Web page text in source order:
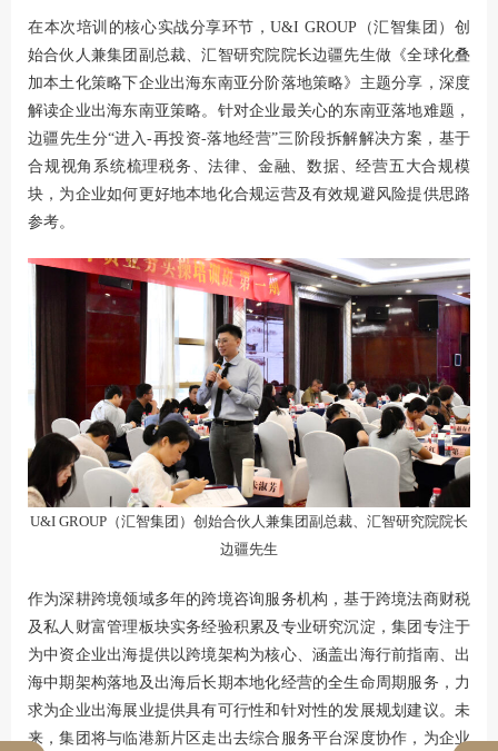
在本次培训的核心实战分享环节，U&I GROUP（汇智集团）创
始合伙人兼集团副总裁、汇智研究院院长边疆先生做《全球化叠
加本土化策略下企业出海东南亚分阶落地策略》主题分享，深度
解读企业出海东南亚策略。针对企业最关心的东南亚落地难题，
边疆先生分“进入-再投资-落地经营”三阶段拆解解决方案，基于
合规视角系统梳理税务、法律、金融、数据、经营五大合规模
块，为企业如何更好地本地化合规运营及有效规避风险提供思路
参考。
U&I GROUP（汇智集团）创始合伙人兼集团副总裁、汇智研究院院长
边疆先生
作为深耕跨境领域多年的跨境咨询服务机构，基于跨境法商财税
及私人财富管理板块实务经验积累及专业研究沉淀，集团专注于
为中资企业出海提供以跨境架构为核心、涵盖出海行前指南、出
海中期架构落地及出海后长期本地化经营的全生命周期服务，力
求为企业出海展业提供具有可行性和针对性的发展规划建议。未
来，集团将与临港新片区走出去综合服务平台深度协作，为企业